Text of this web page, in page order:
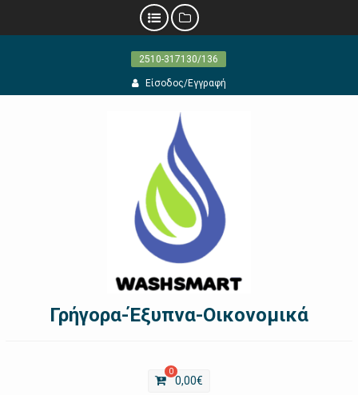
2510-317130/136
Είσοδος/Εγγραφή
Γρήγορα-Έξυπνα-Οικονομικά
0
0,00€